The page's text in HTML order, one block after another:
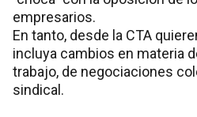
empresarios.
En tanto, desde la CTA
incluya cambios en materia
trabajo, de negociaciones
sindical.